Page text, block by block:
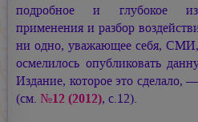
подробное и глубокое
применения и разбор
ни одно, уважающее себя, СМИ,
осмелилось опубликовать
Издание, которое это сделало, —
(см. №12 (2012), с.12).